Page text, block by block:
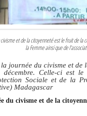
et de la citoyenneté est le fruit de
la Femme ainsi que de
journée du civisme et
décembre. Celle-ci est
Sociale et de la
Madagascar
du civisme et de la